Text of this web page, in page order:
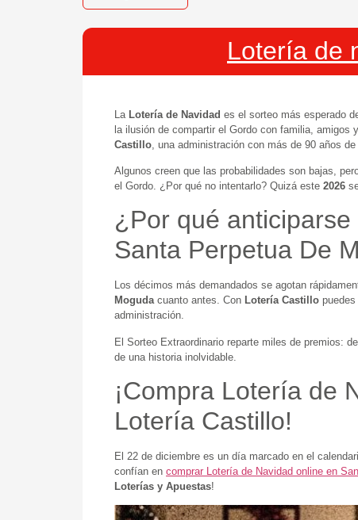
Lotería de
La Lotería de Navidad es el sorteo más esperado
la ilusión de compartir el Gordo con familia, amigos
Castillo , una administración con más de 90 años
Algunos creen que las probabilidades son bajas,
el Gordo. ¿Por qué no intentarlo? Quizá este 2026
¿Por qué
Santa Perpetua De
Los décimos más demandados se agotan
Mogudacuanto antes. Con Lotería Castillo
administración.
El Sorteo Extraordinario reparte miles de premios:
de una historia inolvidable.
¡Compra Lotería de
Lotería Castillo!
El 22 de diciembre es un día marcado en el
confían en comprar Lotería de Navidad online en
Loterías y Apuestas!